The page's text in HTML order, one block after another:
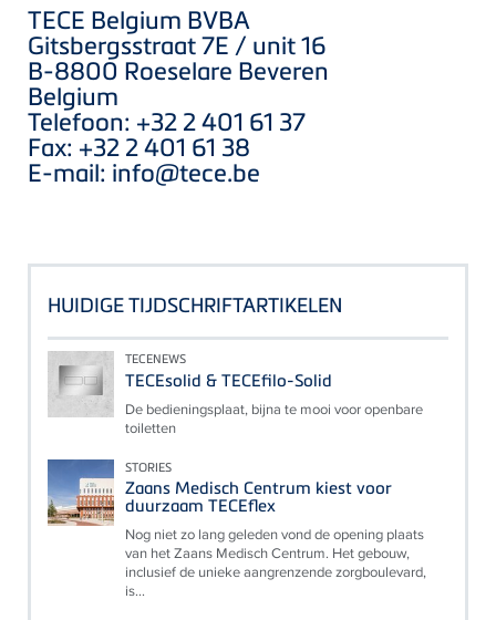
TECE Belgium BVBA
Gitsbergsstraat 7E / unit 16
B-8800 Roeselare Beveren
Belgium
Telefoon: +32 2 401 61 37
Fax: +32 2 401 61 38
E-mail: info@tece.be
HUIDIGE TIJDSCHRIFTARTIKELEN
TECENEWS
TECEsolid & TECEfilo-Solid
De bedieningsplaat, bijna te mooi voor openbare
toiletten
STORIES
Zaans Medisch Centrum kiest voor
duurzaam TECEflex
Nog niet zo lang geleden vond de opening plaats
van het Zaans Medisch Centrum. Het gebouw,
inclusief de unieke aangrenzende zorgboulevard,
is...